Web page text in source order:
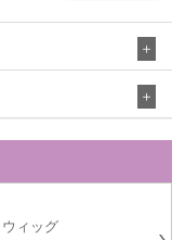
ウィッグ